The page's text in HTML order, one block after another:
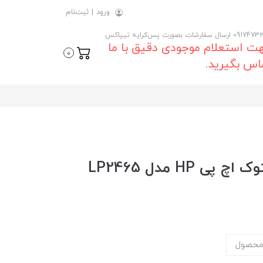
ورود | ثبت‌نام
سفارشات بصورت پس‌کرایه تیپاکس
استعلام موجودی دقیق با ما
بگیرید.
0
خرید و قیمت روز مانیتور استوک اچ پی HP مدل LP2465